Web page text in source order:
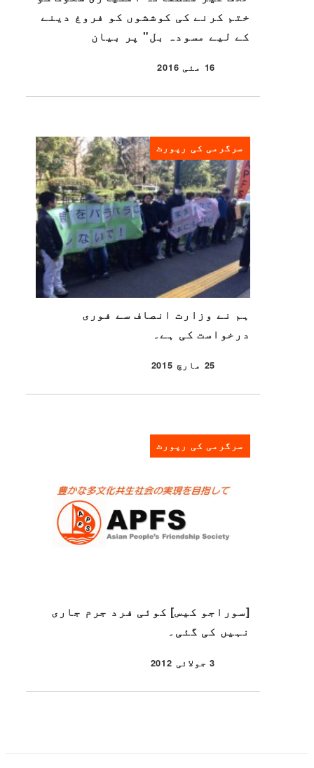
ختم کرنے کی کوششوں کو فروغ دینے
کے لیے مسودہ بل" پر بیان
شائع شدہ
16 مئی 2016
سرگرمی کی رپورٹ
ہم نے وزارت انصاف سے فوری
درخواست کی ہے۔
شائع شدہ
25 مارچ 2015
سرگرمی کی رپورٹ
[سوراجو کیس] کوئی فرد جرم جاری
نہیں کی گئی۔
شائع شدہ
3 جولائی 2012